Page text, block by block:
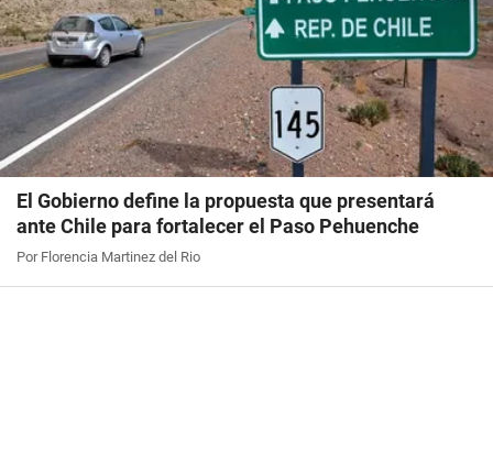
El Gobierno define la propuesta que presentará
ante Chile para fortalecer el Paso Pehuenche
Por Florencia Martinez del Rio